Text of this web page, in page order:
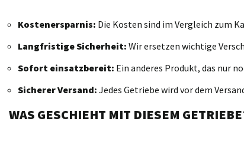
Kostenersparnis: Die Kosten sind im Vergleich zum
Langfristige Sicherheit: Wir ersetzen wichtige
Sofort einsatzbereit: Ein anderes Produkt, das nur
Sicherer Versand: Jedes Getriebe wird vor dem
WAS GESCHIEHT MIT DIESEM